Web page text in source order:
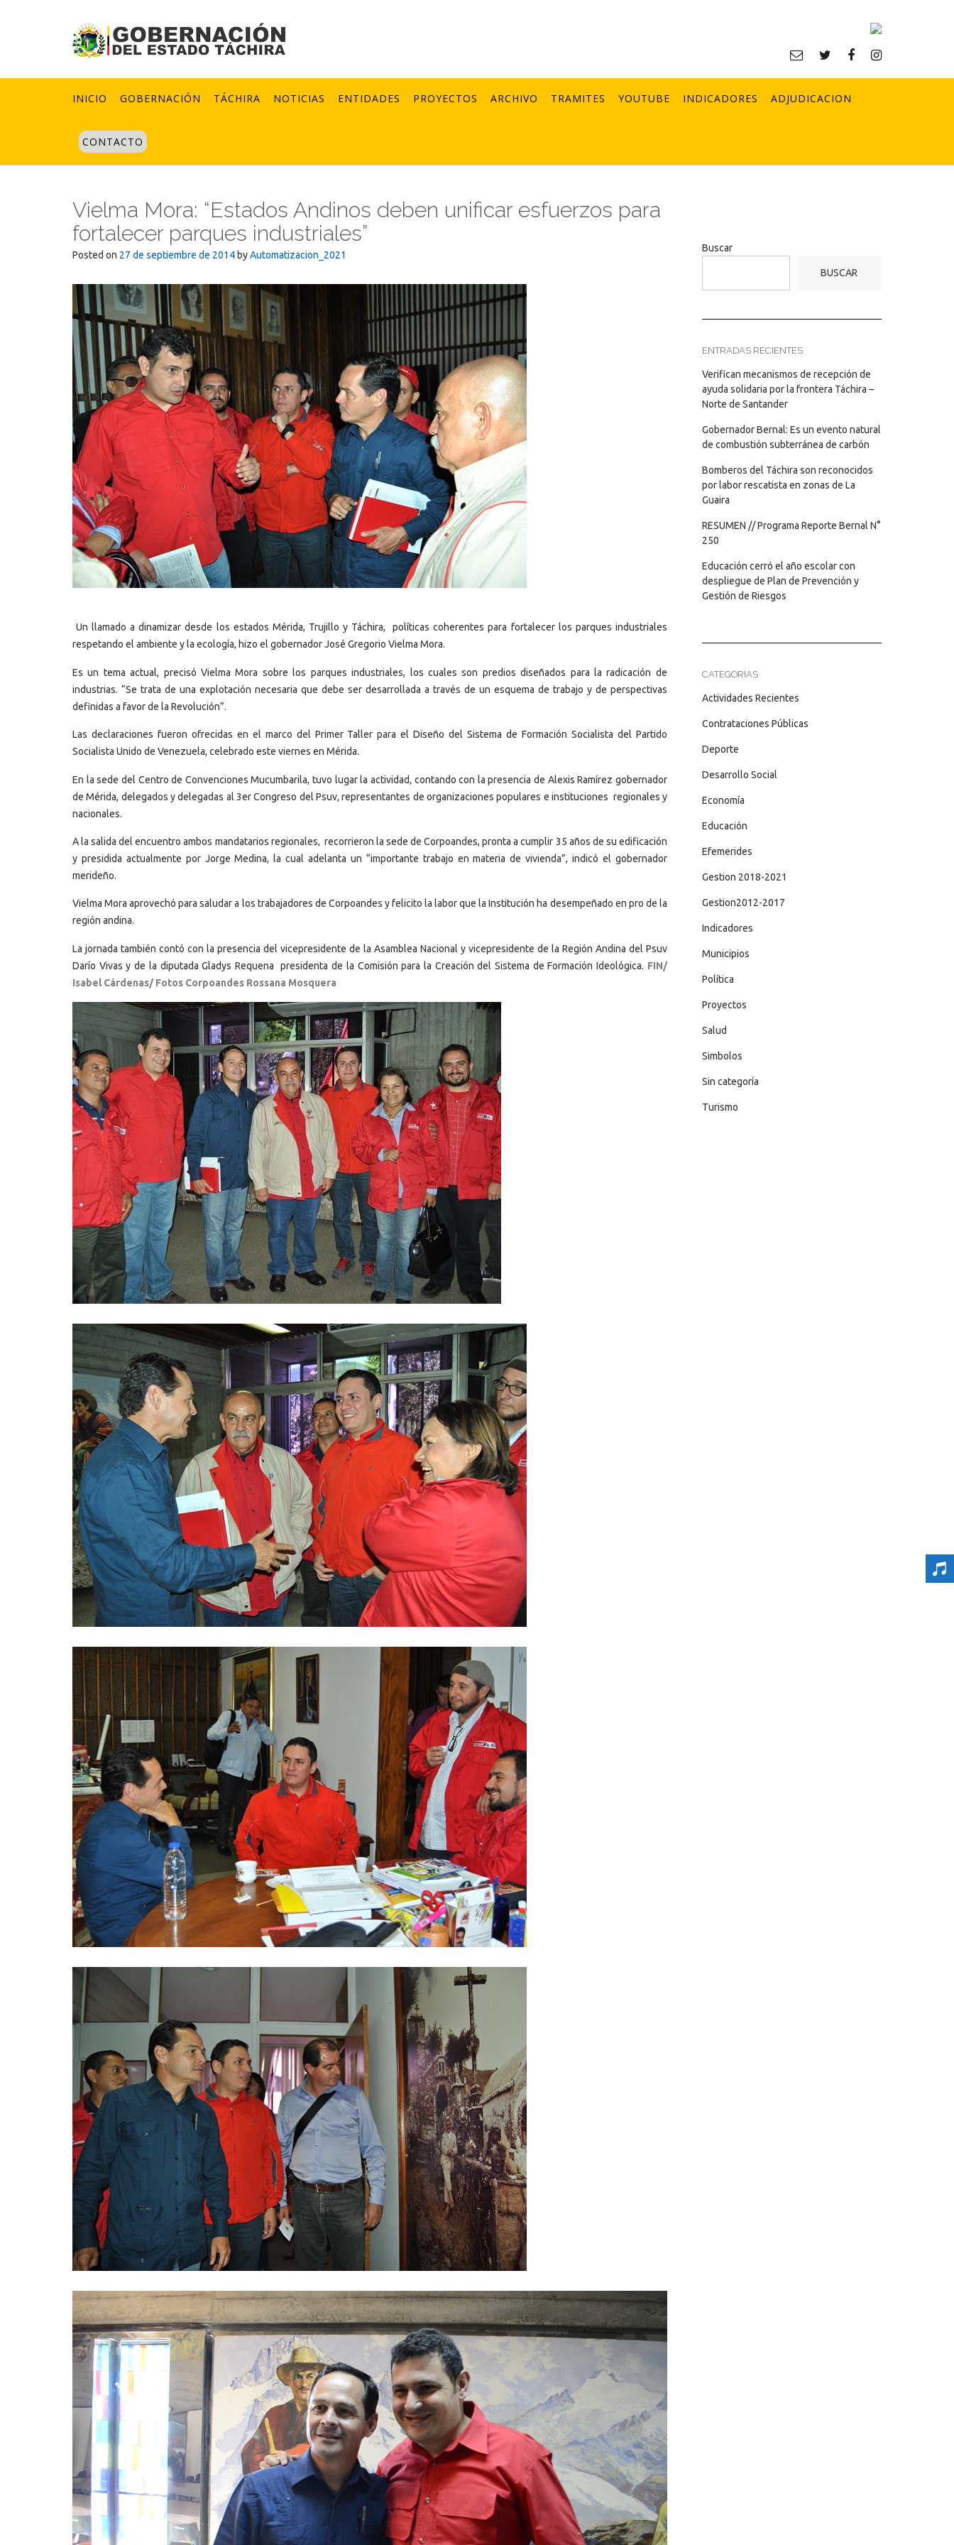
INICIO GOBERNACIÓN TÁCHIRA NOTICIAS ENTIDADES PROYECTOS ARCHIVO TRAMITES YOUTUBE INDICADORES ADJUDICACION
CONTACTO
Vielma Mora: “Estados Andinos deben unificar esfuerzos para
fortalecer parques industriales”
Posted on 27 de septiembre de 2014 byAutomatizacion_2021
Un llamado a dinamizar desde los estados Mérida, Trujillo y Táchira, políticas coherentes para fortalecer los parques industriales
respetando el ambiente y la ecología, hizo el gobernador José Gregorio Vielma Mora.
Es un tema actual, precisó Vielma Mora sobre los parques industriales, los cuales son predios diseñados para la radicación de
industrias. “Se trata de una explotación necesaria que debe ser desarrollada a través de un esquema de trabajo y de perspectivas
definidas a favor de la Revolución”.
Las declaraciones fueron ofrecidas en el marco del Primer Taller para el Diseño del Sistema de Formación Socialista del Partido
Socialista Unido de Venezuela, celebrado este viernes en Mérida.
En la sede del Centro de Convenciones Mucumbarila, tuvo lugar la actividad, contando con la presencia de Alexis Ramírez gobernador
de Mérida, delegados y delegadas al 3er Congreso del Psuv, representantes de organizaciones populares e instituciones regionales y
nacionales.
A la salida del encuentro ambos mandatarios regionales, recorrieron la sede de Corpoandes, pronta a cumplir 35 años de su edificación
y presidida actualmente por Jorge Medina, la cual adelanta un “importante trabajo en materia de vivienda”, indicó el gobernador
merideño.
Vielma Mora aprovechó para saludar a los trabajadores de Corpoandes y felicito la labor que la Institución ha desempeñado en pro de la
región andina.
La jornada también contó con la presencia del vicepresidente de la Asamblea Nacional y vicepresidente de la Región Andina del Psuv
Darío Vivas y de la diputada Gladys Requena presidenta de la Comisión para la Creación del Sistema de Formación Ideológica. FIN/
Isabel Cárdenas/ Fotos Corpoandes Rossana Mosquera
Buscar
BUSCAR
ENTRADAS RECIENTES
Verifican mecanismos de recepción de
ayuda solidaria por la frontera Táchira –
Norte de Santander
Gobernador Bernal: Es un evento natural
de combustión subterránea de carbón
Bomberos del Táchira son reconocidos
por labor rescatista en zonas de La
Guaira
RESUMEN // Programa Reporte Bernal N°
250
Educación cerró el año escolar con
despliegue de Plan de Prevención y
Gestión de Riesgos
CATEGORÍAS
Actividades Recientes
Contrataciones Públicas
Deporte
Desarrollo Social
Economía
Educación
Efemerides
Gestion 2018-2021
Gestion2012-2017
Indicadores
Municipios
Política
Proyectos
Salud
Simbolos
Sin categoría
Turismo